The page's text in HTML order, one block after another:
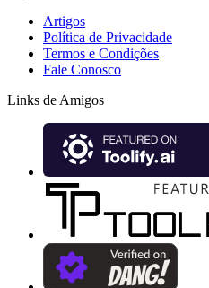
Artigos
Política de Privacidade
Termos e Condições
Fale Conosco
Links de Amigos